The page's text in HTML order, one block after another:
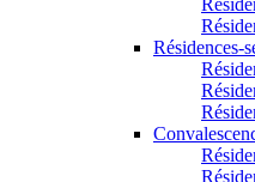
Résidences-